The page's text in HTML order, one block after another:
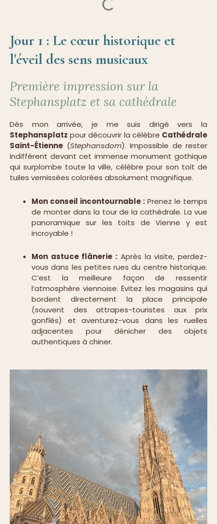
Jour 1 : Le cœur historique et
l'éveil des sens musicaux
Première impression sur la
Stephansplatz et sa cathédrale
Dès mon arrivée, je me suis dirigé vers la
Stephansplatz pour découvrir la célèbre Cathédrale
Saint-Étienne (Stephansdom). Impossible de rester
indifférent devant cet immense monument gothique
qui surplombe toute la ville, célèbre pour son toit de
tuiles vernissées colorées absolument magnifique.
Mon conseil incontournable : Prenez le temps
de monter dans la tour de la cathédrale. La vue
panoramique sur les toits de Vienne y est
incroyable !
Mon astuce flânerie : Après la visite, perdez-
vous dans les petites rues du centre historique.
C’est la meilleure façon de ressentir
l’atmosphère viennoise. Évitez les magasins qui
bordent directement la place principale
(souvent des attrapes-touristes aux prix
gonflés) et aventurez-vous dans les ruelles
adjacentes pour dénicher des objets
authentiques à chiner.